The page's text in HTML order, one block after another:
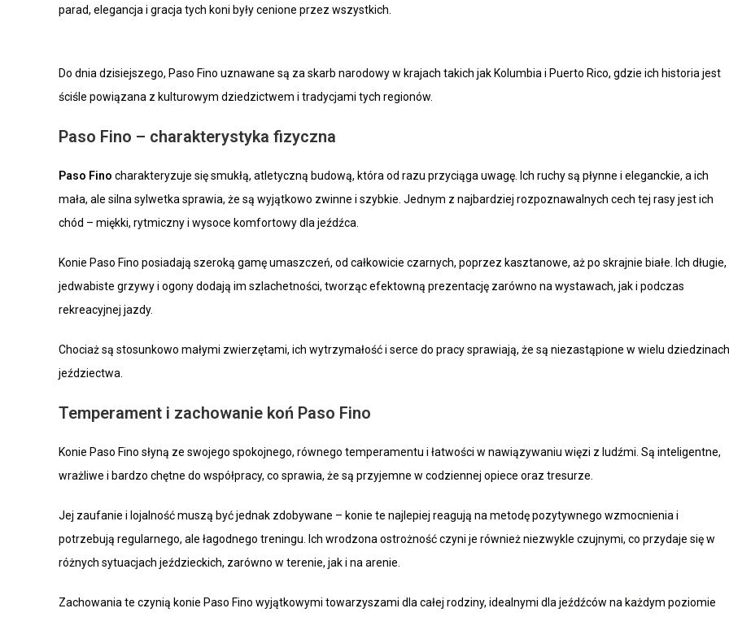
parad, elegancja i gracja tych koni były cenione przez wszystkich.
Do dnia dzisiejszego, Paso Fino uznawane są za skarb narodowy w krajach takich jak Kolumbia i Puerto Rico, gdzie ich historia jest
ściśle powiązana z kulturowym dziedzictwem i tradycjami tych regionów.
Paso Fino – charakterystyka fizyczna
Paso Fino charakteryzuje się smukłą, atletyczną budową, która od razu przyciąga uwagę. Ich ruchy są płynne i eleganckie, a ich
mała, ale silna sylwetka sprawia, że są wyjątkowo zwinne i szybkie. Jednym z najbardziej rozpoznawalnych cech tej rasy jest ich
chód – miękki, rytmiczny i wysoce komfortowy dla jeźdźca.
Konie Paso Fino posiadają szeroką gamę umaszczeń, od całkowicie czarnych, poprzez kasztanowe, aż po skrajnie białe. Ich długie,
jedwabiste grzywy i ogony dodają im szlachetności, tworząc efektowną prezentację zarówno na wystawach, jak i podczas
rekreacyjnej jazdy.
Chociaż są stosunkowo małymi zwierzętami, ich wytrzymałość i serce do pracy sprawiają, że są niezastąpione w wielu dziedzinach
jeździectwa.
Temperament i zachowanie koń Paso Fino
Konie Paso Fino słyną ze swojego spokojnego, równego temperamentu i łatwości w nawiązywaniu więzi z ludźmi. Są inteligentne,
wrażliwe i bardzo chętne do współpracy, co sprawia, że są przyjemne w codziennej opiece oraz tresurze.
Jej zaufanie i lojalność muszą być jednak zdobywane – konie te najlepiej reagują na metodę pozytywnego wzmocnienia i
potrzebują regularnego, ale łagodnego treningu. Ich wrodzona ostrożność czyni je również niezwykle czujnymi, co przydaje się w
różnych sytuacjach jeździeckich, zarówno w terenie, jak i na arenie.
Zachowania te czynią konie Paso Fino wyjątkowymi towarzyszami dla całej rodziny, idealnymi dla jeźdźców na każdym poziomie